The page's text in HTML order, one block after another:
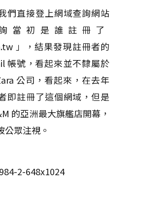
們直接登上網域查詢網站
當初是誰註冊了
」，結果發現註冊者的
帳號，看起來並不隸屬於
公司，看起來，在去年
即註冊了這個網域，但是
的亞洲最大旗艦店開幕，
公眾注視。